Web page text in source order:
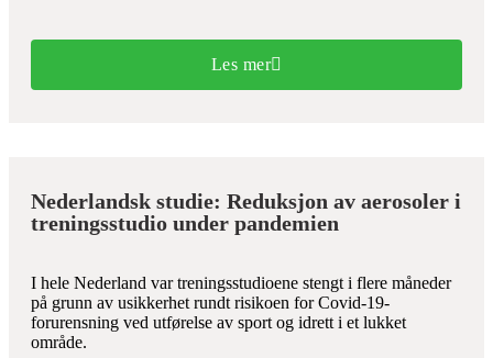
Les mer
Nederlandsk studie: Reduksjon av aerosoler i
treningsstudio under pandemien
I hele Nederland var treningsstudioene stengt i flere måneder
på grunn av usikkerhet rundt risikoen for Covid-19-
forurensning ved utførelse av sport og idrett i et lukket
område.